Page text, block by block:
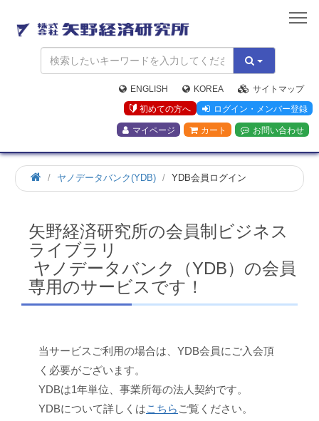
矢
野
経
済
研
究
所
ENGLISH KOREA
サイトマップ
初めての方へ
ログイン・メンバー登録
マイページ カート お問い合わせ
ホ
ー
ヤノデータバンク(YDB) YDB会員ログイン
矢野経済研究所の会員制ビジネス
ライブラリ
ヤノデータバンク（YDB）の会員
専用のサービスです！
当サービスご利用の場合は、YDB会員にご入会頂
く必要がございます。
YDBは1年単位、事業所毎の法人契約です。
YDBについて詳しくはこちら ご覧ください。